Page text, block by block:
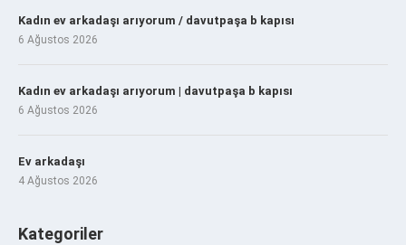
Kadın ev arkadaşı arıyorum / davutpaşa b kapısı
6 Ağustos 2026
Kadın ev arkadaşı arıyorum | davutpaşa b kapısı
6 Ağustos 2026
Ev arkadaşı
4 Ağustos 2026
Kategoriler